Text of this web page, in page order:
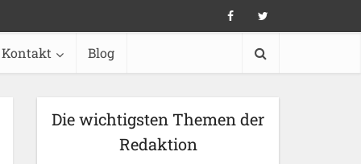
Kontakt Blog
Die wichtigsten Themen der
Redaktion